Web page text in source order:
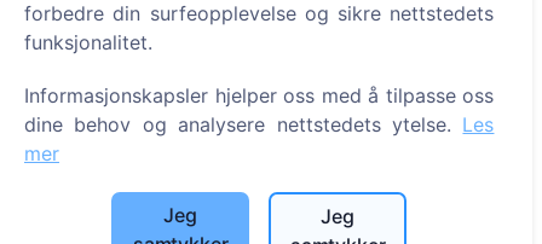
Søk etter gravplasser
Kontakter
forbedre din surfeopplevelse og sikre nettstedets
funksjonalitet.
Informasjonskapsler hjelper oss med å tilpasse oss
dine behov og analysere nettstedets ytelse. Les
mer
Jeg
Jeg